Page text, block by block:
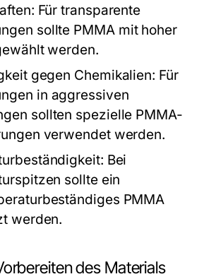
Für transparente
sollte PMMA mit hoher
werden.
gegen Chemikalien: Für
in aggressiven
sollten spezielle PMMA-
verwendet werden.
Bei
sollte ein
PMMA
werden.
des Materials